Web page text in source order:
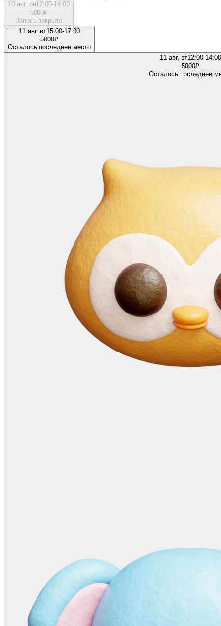
10 авг, пн12:00-14:00
5000₽
Запись закрыта
11 авг, вт15:00-17:00
5000₽
Осталось последнее место
11 авг, вт12:00-14:00
5000₽
Осталось последнее